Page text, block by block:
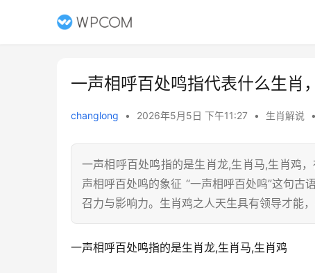
一声相呼百处鸣指代表什么生肖
changlong • 2026年5月5日 下午11:27 • 生肖解说 •
一声相呼百处鸣指的是生肖龙,生肖马,生肖鸡
声相呼百处鸣的象征 “一声相呼百处鸣”这句
召力与影响力。生肖鸡之人天生具有领导才能，
一声相呼百处鸣指的是生肖龙,生肖马,生肖鸡